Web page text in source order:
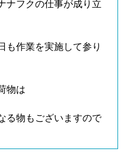
ナフクの仕事が成り立
も作業を実施して参り
物は
る物もございますので